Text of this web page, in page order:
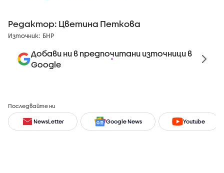
Редактор: Цветина Петкова
Източник: БНР
Добави ни в предпочитани източници в
Google
Последвайте ни
NewsLetter Google News Youtube